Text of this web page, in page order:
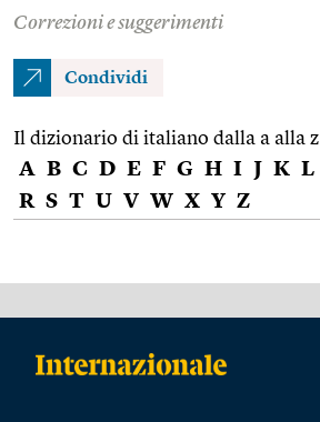
Correzioni e suggerimenti
Condividi
Il dizionario di italiano dalla a alla z
A B C D E F G H I J K L
R S T U V W X Y Z